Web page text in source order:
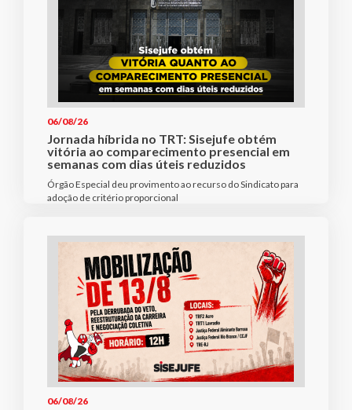
06/08/26
Jornada híbrida no TRT: Sisejufe obtém
vitória ao comparecimento presencial em
semanas com dias úteis reduzidos
Órgão Especial deu provimento ao recurso do Sindicato para
adoção de critério proporcional
06/08/26